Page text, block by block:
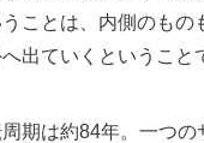
ことは、内側のもの
出ていくということ
期は約84年。一つの